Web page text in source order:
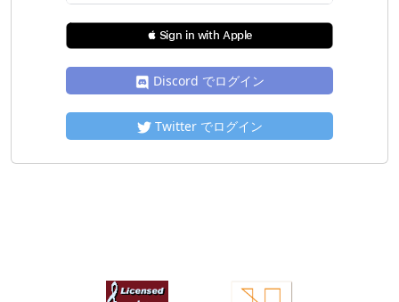
 Sign in with Apple
Discord でログイン
Twitter でログイン